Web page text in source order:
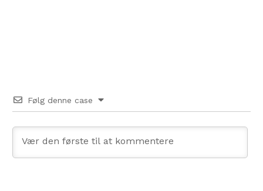
Følg denne case